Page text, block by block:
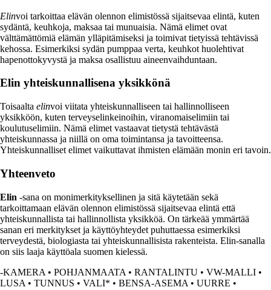
Elinvoi tarkoittaa elävän olennon elimistössä sijaitsevaa elintä, kuten
sydäntä, keuhkoja, maksaa tai munuaisia. Nämä elimet ovat
välttämättömiä elämän ylläpitämiseksi ja toimivat tietyissä tehtävissä
kehossa. Esimerkiksi sydän pumppaa verta, keuhkot huolehtivat
hapenottokyvystä ja maksa osallistuu aineenvaihduntaan.
Elin yhteiskunnallisena yksikkönä
Toisaalta elinvoi viitata yhteiskunnalliseen tai hallinnolliseen
yksikköön, kuten terveyselinkeinoihin, viranomaiselimiin tai
koulutuselimiin. Nämä elimet vastaavat tietystä tehtävästä
yhteiskunnassa ja niillä on oma toimintansa ja tavoitteensa.
Yhteiskunnalliset elimet vaikuttavat ihmisten elämään monin eri tavoin.
Yhteenveto
Elin -sana on monimerkityksellinen ja sitä käytetään sekä
tarkoittamaan elävän olennon elimistössä sijaitsevaa elintä että
yhteiskunnallista tai hallinnollista yksikköä. On tärkeää ymmärtää
sanan eri merkitykset ja käyttöyhteydet puhuttaessa esimerkiksi
terveydestä, biologiasta tai yhteiskunnallisista rakenteista. Elin-sanalla
on siis laaja käyttöala suomen kielessä.
-KAMERA • POHJANMAATA • RANTALINTU • VW-MALLI •
LUSA • TUNNUS • VALI* • BENSA-ASEMA • UURRE •